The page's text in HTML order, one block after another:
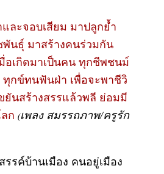
ละจอบเสียม มาปลูกย้ำ
พันธุ์ มาสร้างคนร่วมกัน
อเกิดมาเป็นคน ทุกชีพชนม์
ทุกข์ทนฟันฝ่า เพื่อจะพาชีวิ
ยันสร้างสรรแล้วพลี ย่อมมี
ก (เพลง สมรรถภาพ/ครูรัก
รค์บ้านเมือง คนอยู่เมือง